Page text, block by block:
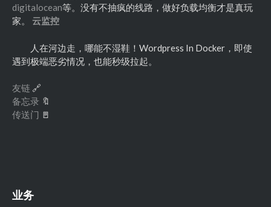
digitalocean等。没有不抽疯的线路，做好负载均衡才是真玩
家。 云监控
人在河边走，哪能不湿鞋！Wordpress In Docker，即使
遇到极端恶劣情况，也能秒级拉起。
友链 🔗
备忘录 🔖
传送门 🚪
业务